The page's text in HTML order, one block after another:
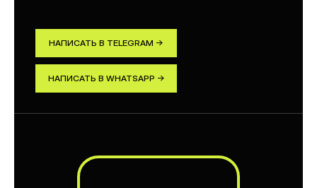
НАПИСАТЬ В TELEGRAM →
НАПИСАТЬ В WHATSAPP →